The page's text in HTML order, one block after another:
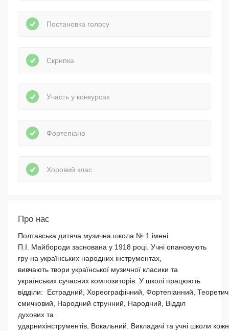
Постановка голосу
Скрипка
Участь у конкурсах
Фортепіано
Хоровий клас
Про нас
Полтавська дитяча музична школа № 1 імені
П.І. Майбороди заснована у 1918 році. Учні опановують
гру на українських народних інструментах,
вивчають твори української музичної класики та
українських сучасних композиторів. У школі працюють
відділи: Естрадний, Хореографічний, Фортепіанний,
смичковий, Народний струнний, Народний, Відділ
духових та
ударнихінструментів, Вокальний. Викладачі та учні школи